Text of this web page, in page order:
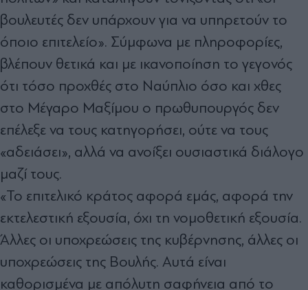
βουλευτές δεν υπάρχουν για να υπηρετούν το
όποιο επιτελείο». Σύμφωνα με πληροφορίες,
βλέπουν θετικά και με ικανοποίηση το γεγονός
ότι τόσο προχθές στο Ναύπλιο όσο και χθες
στο Μέγαρο Μαξίμου ο πρωθυπουργός δεν
επέλεξε να τους κατηγορήσει, ούτε να τους
«αδειάσει», αλλά να ανοίξει ουσιαστικά διάλογο
μαζί τους.
«Το επιτελικό κράτος αφορά εμάς, αφορά την
εκτελεστική εξουσία, όχι τη νομοθετική εξουσία.
Άλλες οι υποχρεώσεις της κυβέρνησης, άλλες οι
υποχρεώσεις της Βουλής. Αυτά είναι
καθορισμένα με απόλυτη σαφήνεια από το